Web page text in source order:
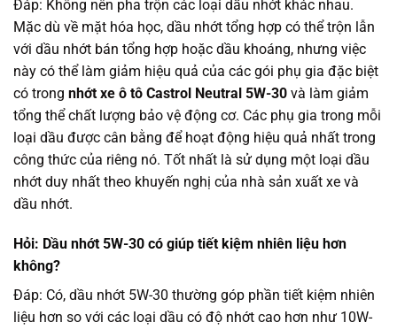
Đáp: Không nên pha trộn các loại dầu nhớt khác nhau.
Mặc dù về mặt hóa học, dầu nhớt tổng hợp có thể trộn lẫn
với dầu nhớt bán tổng hợp hoặc dầu khoáng, nhưng việc
này có thể làm giảm hiệu quả của các gói phụ gia đặc biệt
có trong nhớt xe ô tô Castrol Neutral 5W-30 và làm giảm
tổng thể chất lượng bảo vệ động cơ. Các phụ gia trong mỗi
loại dầu được cân bằng để hoạt động hiệu quả nhất trong
công thức của riêng nó. Tốt nhất là sử dụng một loại dầu
nhớt duy nhất theo khuyến nghị của nhà sản xuất xe và
dầu nhớt.
Hỏi: Dầu nhớt 5W-30 có giúp tiết kiệm nhiên liệu hơn
không?
Đáp: Có, dầu nhớt 5W-30 thường góp phần tiết kiệm nhiên
liệu hơn so với các loại dầu có độ nhớt cao hơn như 10W-